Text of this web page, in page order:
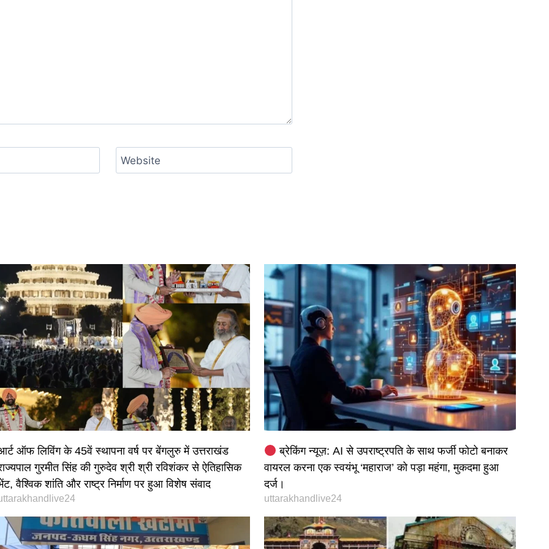
Website
ऑफ लिविंग के 45वें स्थापना वर्ष पर बेंगलुरु में उत्तराखंड
गुरमीत सिंह की गुरुदेव श्री श्री रविशंकर से ऐतिहासिक
वैश्विक शांति और राष्ट्र निर्माण पर हुआ विशेष संवाद
ब्रेकिंग न्यूज़: AI से उपराष्ट्रपति के साथ फर्जी फोटो बनाकर
वायरल करना एक स्वयंभू ‘महाराज’ को पड़ा महंगा, मुकदमा हुआ
दर्ज।
uttarakhandlive24